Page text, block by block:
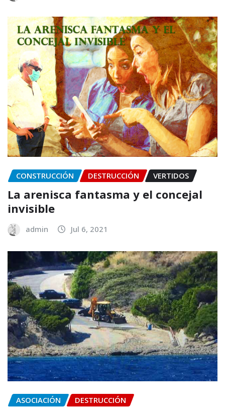
CONSTRUCCIÓN DESTRUCCIÓN VERTIDOS
La arenisca fantasma y el concejal
invisible
admin Jul 6, 2021
ASOCIACIÓN DESTRUCCIÓN